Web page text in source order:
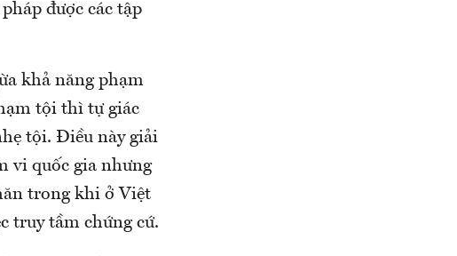
được các tập
khả năng phạm
tội thì tự giác
tội. Điều này giải
vi quốc gia nhưng
trong khi ở Việt
truy tầm chứng cứ.